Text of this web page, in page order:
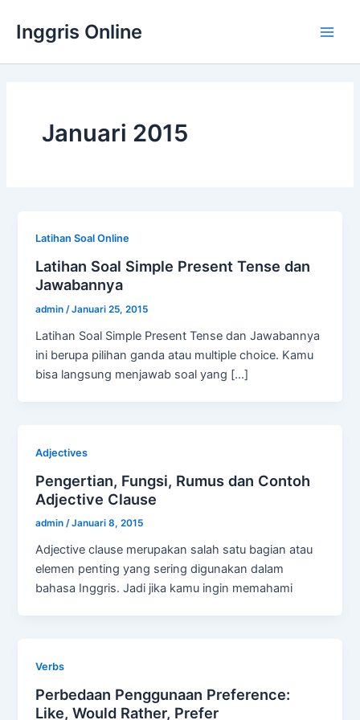
konten
Inggris Online
Januari 2015
Latihan Soal Online
Latihan Soal Simple Present Tense dan
Jawabannya
admin/Januari 25, 2015
Latihan Soal Simple Present Tense dan Jawabannya
ini berupa pilihan ganda atau multiple choice. Kamu
bisa langsung menjawab soal yang […]
Adjectives
Pengertian, Fungsi, Rumus dan Contoh
Adjective Clause
admin/Januari 8, 2015
Adjective clause merupakan salah satu bagian atau
elemen penting yang sering digunakan dalam
bahasa Inggris. Jadi jika kamu ingin memahami
Verbs
Perbedaan Penggunaan Preference:
Like, Would Rather, Prefer